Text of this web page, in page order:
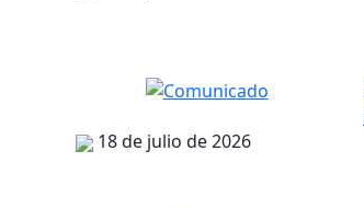
18 de julio de 2026